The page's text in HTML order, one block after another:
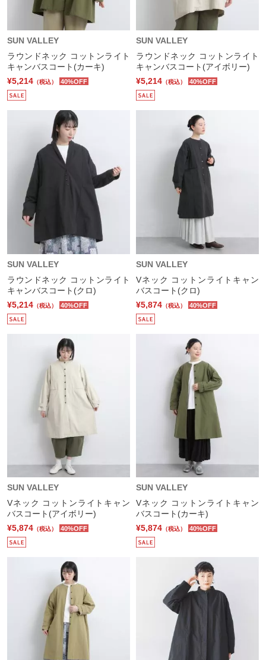
SUN VALLEY
ラウンドネック コットンライト
キャンバスコート(カーキ)
¥5,214 （税込） 40%OFF
SUN VALLEY
ラウンドネック コットンライト
キャンバスコート(アイボリー)
¥5,214 （税込） 40%OFF
SUN VALLEY
ラウンドネック コットンライト
キャンバスコート(クロ)
¥5,214 （税込） 40%OFF
SUN VALLEY
Vネック コットンライトキャン
バスコート(クロ)
¥5,874 （税込） 40%OFF
SUN VALLEY
Vネック コットンライトキャン
バスコート(アイボリー)
¥5,874 （税込） 40%OFF
SUN VALLEY
Vネック コットンライトキャン
バスコート(カーキ)
¥5,874 （税込） 40%OFF